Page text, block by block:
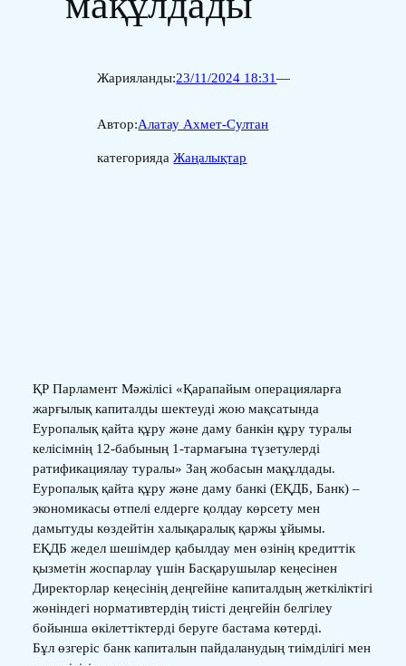
Жарияланды:23/11/2024 18:31—
Автор:Алатау Ахмет-Султан
категориядаЖаңалықтар
ҚР Парламент Мәжілісі «Қарапайым операцияларға
жарғылық капиталды шектеуді жою мақсатында
Еуропалық қайта құру және даму банкін құру туралы
келісімнің 12-бабының 1-тармағына түзетулерді
ратификациялау туралы» Заң жобасын мақұлдады.
Еуропалық қайта құру және даму банкі (ЕҚДБ, Банк) –
экономикасы өтпелі елдерге қолдау көрсету мен
дамытуды көздейтін халықаралық қаржы ұйымы.
ЕҚДБ жедел шешімдер қабылдау мен өзінің кредиттік
қызметін жоспарлау үшін Басқарушылар кеңесінен
Директорлар кеңесінің деңгейіне капиталдың жеткіліктігі
жөніндегі нормативтердің тиісті деңгейін белгілеу
бойынша өкілеттіктерді беруге бастама көтерді.
Бұл өзгеріс банк капиталын пайдаланудың тиімділігі мен